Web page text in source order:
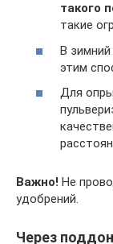
такого
такие
В зимний
этим
Для
Важно! Не
удобрений.
Через поддон